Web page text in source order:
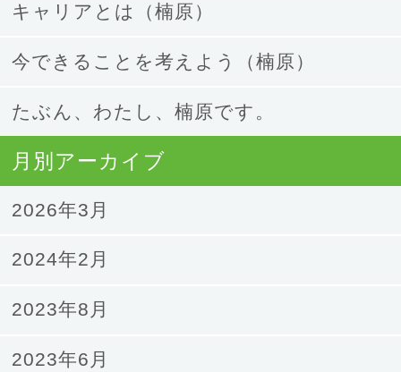
キャリアとは（楠原）
今できることを考えよう（楠原）
たぶん、わたし、楠原です。
月別アーカイブ
2026年3月
2024年2月
2023年8月
2023年6月